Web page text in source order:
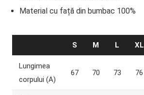
Material cu față din bumbac 100%
S M L XL
Lungimea
corpului (A)
67 70 73 76